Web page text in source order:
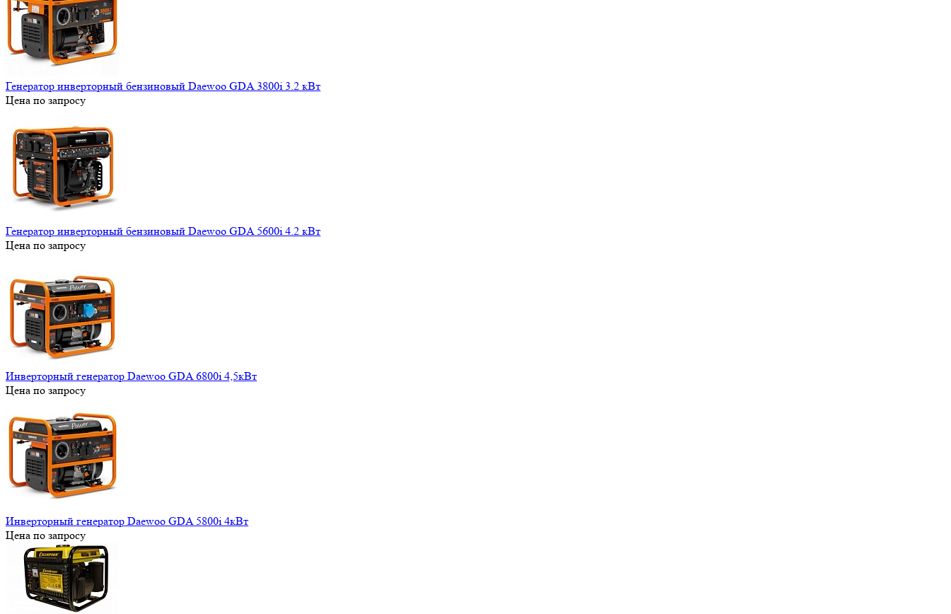
Генератор инверторный бензиновый Daewoo GDA 3800i 3.2 кВт
Цена по запросу
Генератор инверторный бензиновый Daewoo GDA 5600i 4.2 кВт
Цена по запросу
Инверторный генератор Daewoo GDA 6800i 4,5кВт
Цена по запросу
Инверторный генератор Daewoo GDA 5800i 4кВт
Цена по запросу